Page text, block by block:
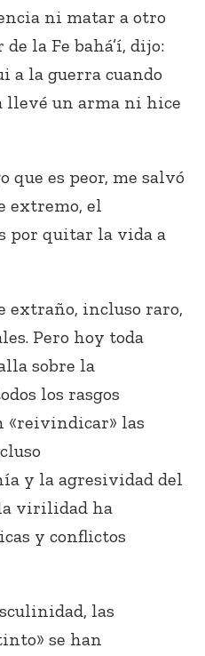
ni matar a otro
la Fe bahá’í, dijo:
a la guerra cuando
llevé un arma ni hice
que es peor, me salvó
extremo, el
por quitar la vida a
extraño, incluso raro,
Pero hoy toda
sobre la
los rasgos
«reivindicar» las
y la agresividad del
la virilidad ha
y conflictos
las
se han